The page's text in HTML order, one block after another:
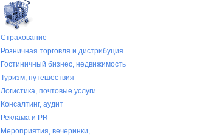
Страхование
Розничная торговля и дистрибуция
Гостиничный бизнес, недвижимость
Туризм, путешествия
Логистика, почтовые услуги
Консалтинг, аудит
Реклама и PR
Мероприятия, вечеринки,